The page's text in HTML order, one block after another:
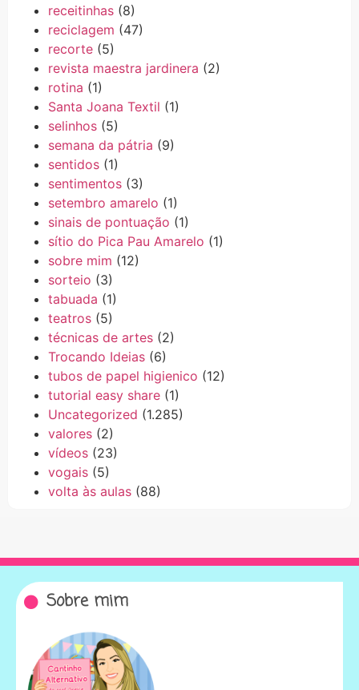
receitinhas (8)
reciclagem (47)
recorte (5)
revista maestra jardinera (2)
rotina (1)
Santa Joana Textil (1)
selinhos (5)
semana da pátria (9)
sentidos (1)
sentimentos (3)
setembro amarelo (1)
sinais de pontuação (1)
sítio do Pica Pau Amarelo (1)
sobre mim (12)
sorteio (3)
tabuada (1)
teatros (5)
técnicas de artes (2)
Trocando Ideias (6)
tubos de papel higienico (12)
tutorial easy share (1)
Uncategorized (1.285)
valores (2)
vídeos (23)
vogais (5)
volta às aulas (88)
Sobre mim